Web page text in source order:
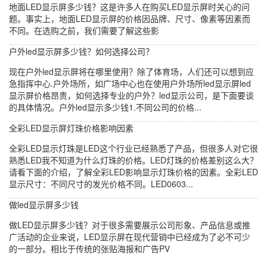
地面LED显示屏多少钱？这是许多人在购买LED显示屏时关心的问
题。事实上，地面LED显示屏的价格因品牌、尺寸、像素等因素而
不同。在选购之前，我们需要了解这些影
户外led显示屏多少钱？如何选择公司？
现在户外led显示屏将在哪里使用？除了体育场，人们还可以想到应
急指挥中心.户外场所，如广场中心也在使用户外场所led显示屏led
显示屏价格昂贵，如何选择专业的户外？led显示公司，是下面要谈
的具体情况。户外led显示多少钱1.不同公司的价格...
全彩LED显示屏灯珠价格影响因素
全彩LED显示灯珠是LED这个行业已经熟悉了产品，但很多人对它很
熟悉LED我不知道为什么灯珠的价格。LED灯珠的价格差别这么大？
请看下面的介绍，了解全彩LED影响显示灯珠价格的因素。全彩LED
显示尺寸：不同尺寸的发光价格不同。LED0603...
做led显示屏多少钱
做LED显示屏多少钱？对于很多需要展示公司形象、产品信息或推
广活动的企业来说，LED显示屏在现代营销中已经成为了必不可少
的一部分。相比于传统的张贴海报和广告PV